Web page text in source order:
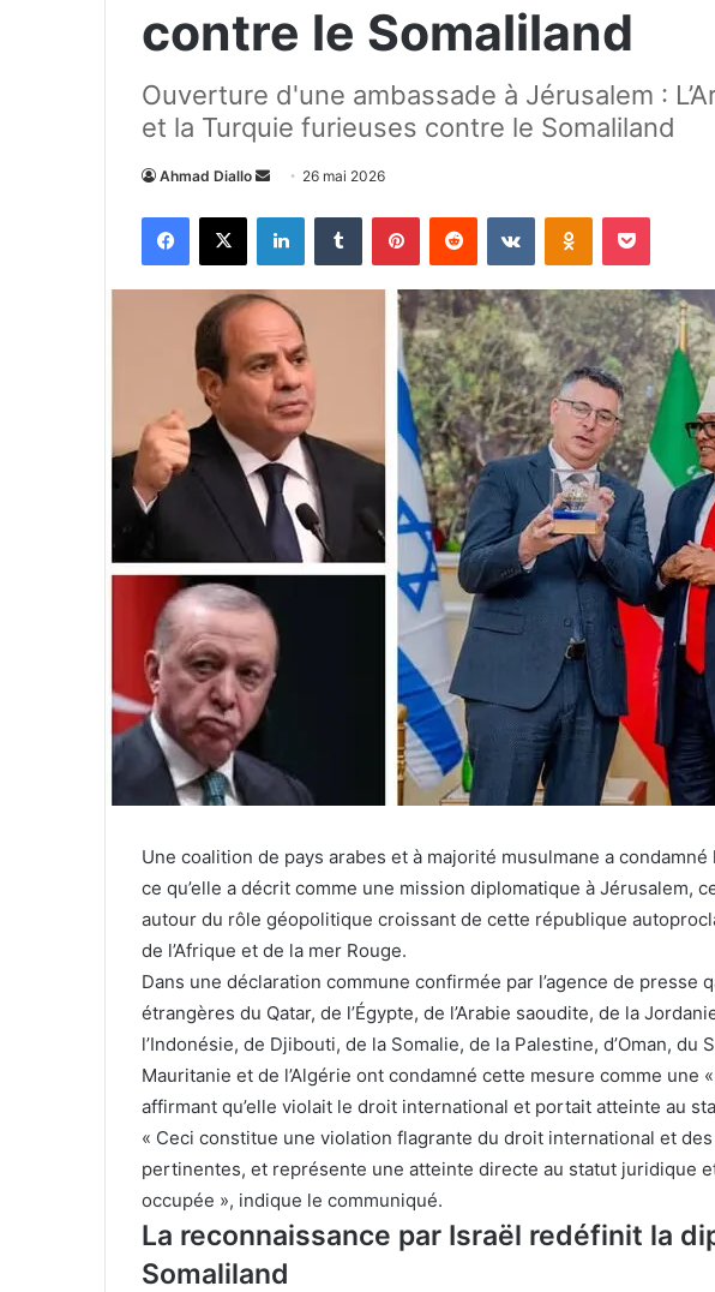
contre le Somaliland
Ouverture d'une ambassade à Jérusalem :
et la Turquie furieuses contre le Somaliland
Ahmad Diallo
Envoyer
courriel
26 mai 2026
Facebook
X LinkedinTumblr PinterestReddit VKontakteOdnoklassniki
Pocket
Une coalition de pays arabes et à majorité musulmane a
ce qu’elle a décrit comme une mission diplomatique à Jérusalem,
autour du rôle géopolitique croissant de cette république
de l’Afrique et de la mer Rouge.
Dans une déclaration commune confirmée par l’agence de presse
étrangères du Qatar, de l’Égypte, de l’Arabie saoudite, de la
l’Indonésie, de Djibouti, de la Somalie, de la Palestine, d’Oman, du
Mauritanie et de l’Algérie ont condamné cette mesure comme une
affirmant qu’elle violait le droit international et portait atteinte au
« Ceci constitue une violation flagrante du droit international et
pertinentes, et représente une atteinte directe au statut juridique
occupée », indique le communiqué.
La reconnaissance par Israël redéfinit la
Somaliland